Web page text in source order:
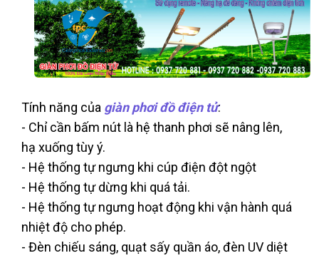
Tính năng của giàn phơi đồ điện tử:
- Chỉ cần bấm nút là hệ thanh phơi sẽ nâng lên,
hạ xuống tùy ý.
- Hệ thống tự ngưng khi cúp điện đột ngột
- Hệ thống tự dừng khi quá tải.
- Hệ thống tự ngưng hoạt động khi vận hành quá
nhiệt độ cho phép.
- Đèn chiếu sáng, quạt sấy quần áo, đèn UV diệt